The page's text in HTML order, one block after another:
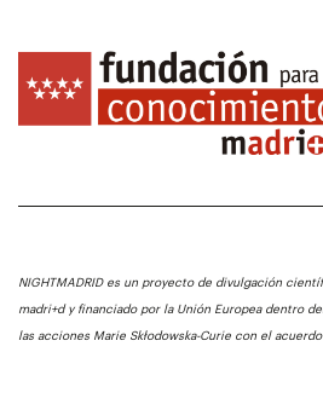
NIGHTMADRID es un proyecto de divulgación
madri+d y financiado por la Unión Europea dentro
las acciones Marie Skłodowska-Curie con el acuerdo